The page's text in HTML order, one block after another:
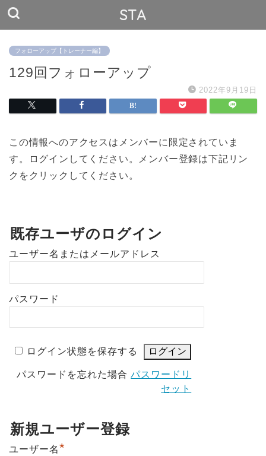
STA
フォローアップ【トレーナー編】
129回フォローアップ
2022年9月19日
この情報へのアクセスはメンバーに限定されていま
す。ログインしてください。メンバー登録は下記リン
クをクリックしてください。
既存ユーザのログイン
ユーザー名またはメールアドレス
パスワード
ログイン状態を保存する
パスワードを忘れた場合パスワードリ
セット
新規ユーザー登録
ユーザー名*